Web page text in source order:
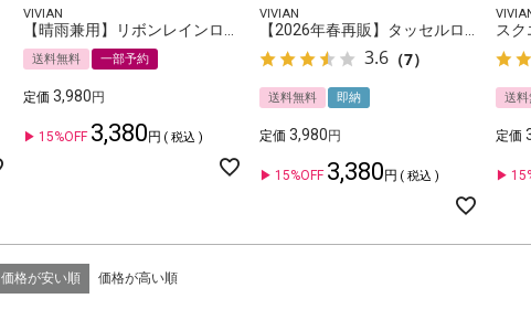
VIVIAN
送料無料 一部予約
定価 3,980
15%OFF 3,380 税込
VIVIAN
3.6 （7）
送料無料 即納
定価 3,980
15%OFF 3,380 税込
送
定価
価格が安い順 価格が高い順